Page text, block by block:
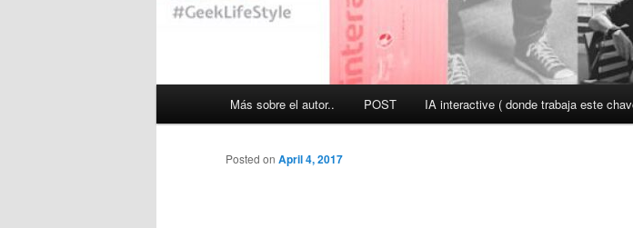
Más sobre el autor.. POST IA interactive ( donde trabaja este
Posted on April 4, 2017